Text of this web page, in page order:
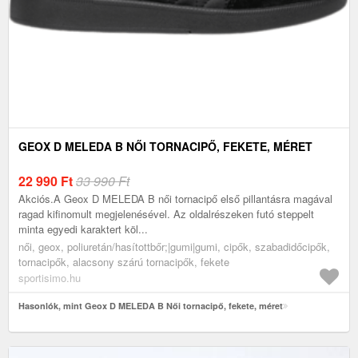
GEOX D MELEDA B NŐI TORNACIPŐ, FEKETE, MÉRET
22 990 Ft33 990 Ft
Akciós.A Geox D MELEDA B női tornacipő első pillantásra magával
ragad kifinomult megjelenésével. Az oldalrészeken futó steppelt
minta egyedi karaktert köl...
női, geox, poliuretán/hasítottbőr;|gumi|gumi, cipők, szabadidőcipők,
tornacipők, alacsony szárú tornacipők, fekete
sportisimo.hu
Hasonlók, mint Geox D MELEDA B Női tornacipő, fekete, méret